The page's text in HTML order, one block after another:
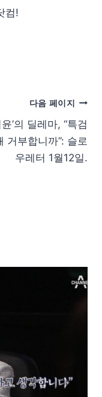
컴!
다음 페이지
윤’의 딜레마, “특검
거부합니까”: 슬로
우레터 1월12일.